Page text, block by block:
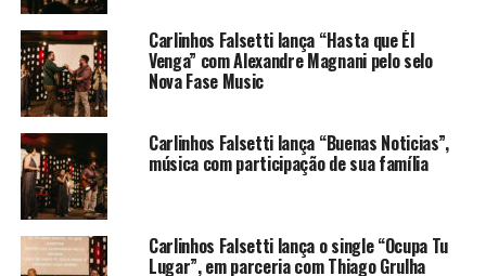
Carlinhos Falsetti lança “Hasta que Él
Venga” com Alexandre Magnani pelo selo
Nova Fase Music
Carlinhos Falsetti lança “Buenas Noticias”,
música com participação de sua família
Carlinhos Falsetti lança o single “Ocupa Tu
Lugar”, em parceria com Thiago Grulha